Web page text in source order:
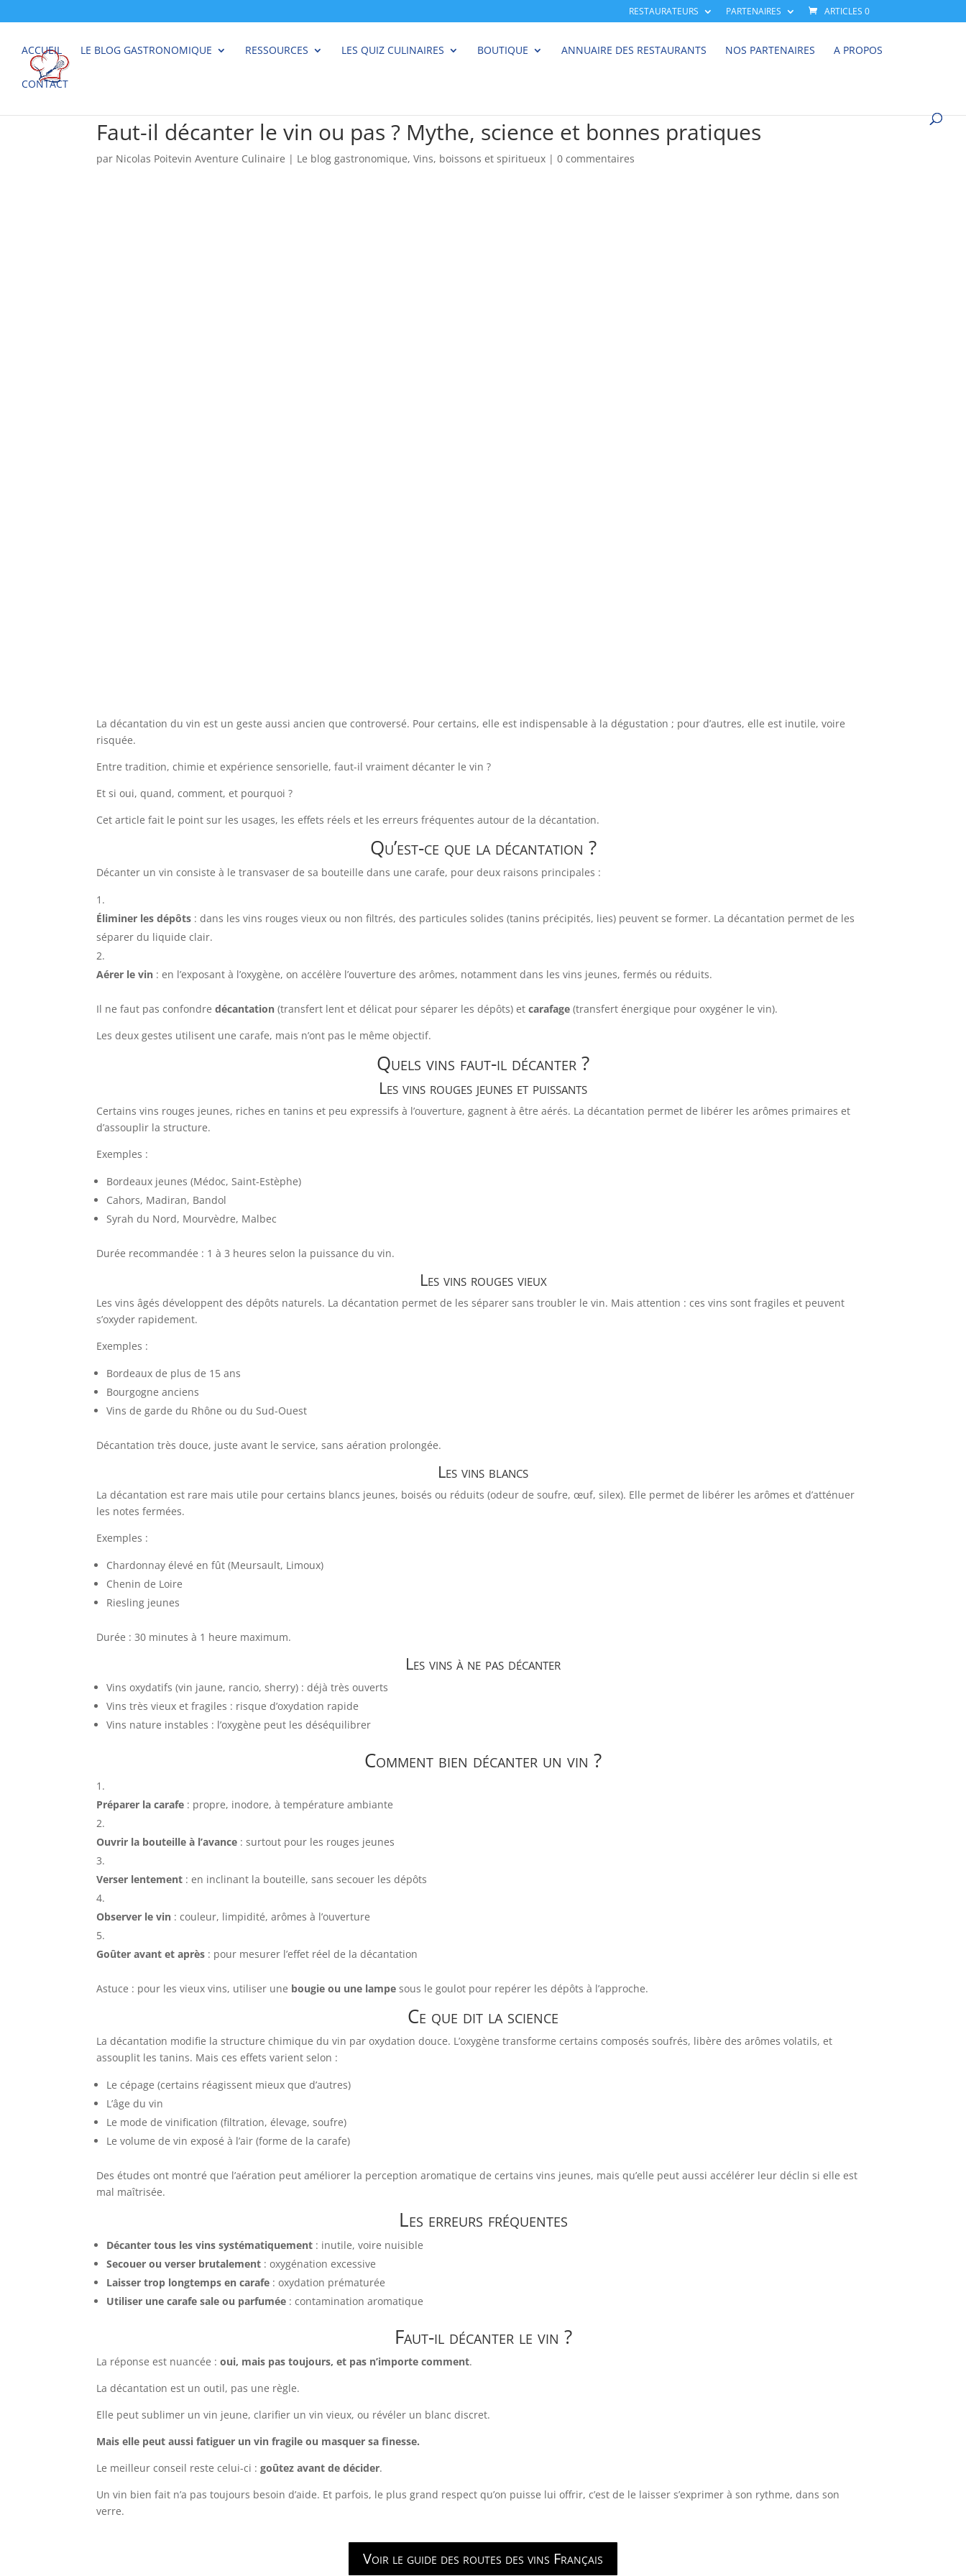
RESTAURATEURS PARTENAIRES ARTICLES 0
ACCUEIL LE BLOG GASTRONOMIQUE RESSOURCES LES QUIZ CULINAIRES BOUTIQUE ANNUAIRE DES RESTAURANTS NOS PARTENAIRES A PROPOS
CONTACT
Faut-il décanter le vin ou pas ? Mythe, science et bonnes pratiques
par Nicolas Poitevin Aventure Culinaire | Le blog gastronomique,Vins, boissons et spiritueux |0 commentaires
La décantation du vin est un geste aussi ancien que controversé. Pour certains, elle est indispensable à la dégustation ; pour d’autres, elle est inutile, voire
risquée.
Entre tradition, chimie et expérience sensorielle, faut-il vraiment décanter le vin ?
Et si oui, quand, comment, et pourquoi ?
Cet article fait le point sur les usages, les effets réels et les erreurs fréquentes autour de la décantation.
Qu’est-ce que la décantation ?
Décanter un vin consiste à le transvaser de sa bouteille dans une carafe, pour deux raisons principales :
Éliminer les dépôts : dans les vins rouges vieux ou non filtrés, des particules solides (tanins précipités, lies) peuvent se former. La décantation permet de les
séparer du liquide clair.
Aérer le vin : en l’exposant à l’oxygène, on accélère l’ouverture des arômes, notamment dans les vins jeunes, fermés ou réduits.
Il ne faut pas confondredécantation (transfert lent et délicat pour séparer les dépôts) etcarafage (transfert énergique pour oxygéner le vin).
Les deux gestes utilisent une carafe, mais n’ont pas le même objectif.
Quels vins faut-il décanter ?
Les vins rouges jeunes et puissants
Certains vins rouges jeunes, riches en tanins et peu expressifs à l’ouverture, gagnent à être aérés. La décantation permet de libérer les arômes primaires et
d’assouplir la structure.
Exemples :
Bordeaux jeunes (Médoc, Saint-Estèphe)
Cahors, Madiran, Bandol
Syrah du Nord, Mourvèdre, Malbec
Durée recommandée : 1 à 3 heures selon la puissance du vin.
Les vins rouges vieux
Les vins âgés développent des dépôts naturels. La décantation permet de les séparer sans troubler le vin. Mais attention : ces vins sont fragiles et peuvent
s’oxyder rapidement.
Exemples :
Bordeaux de plus de 15 ans
Bourgogne anciens
Vins de garde du Rhône ou du Sud-Ouest
Décantation très douce, juste avant le service, sans aération prolongée.
Les vins blancs
La décantation est rare mais utile pour certains blancs jeunes, boisés ou réduits (odeur de soufre, œuf, silex). Elle permet de libérer les arômes et d’atténuer
les notes fermées.
Exemples :
Chardonnay élevé en fût (Meursault, Limoux)
Chenin de Loire
Riesling jeunes
Durée : 30 minutes à 1 heure maximum.
Les vins à ne pas décanter
Vins oxydatifs (vin jaune, rancio, sherry) : déjà très ouverts
Vins très vieux et fragiles : risque d’oxydation rapide
Vins nature instables : l’oxygène peut les déséquilibrer
Comment bien décanter un vin ?
Préparer la carafe : propre, inodore, à température ambiante
Ouvrir la bouteille à l’avance : surtout pour les rouges jeunes
Verser lentement : en inclinant la bouteille, sans secouer les dépôts
Observer le vin : couleur, limpidité, arômes à l’ouverture
Goûter avant et après : pour mesurer l’effet réel de la décantation
Astuce : pour les vieux vins, utiliser une bougie ou une lampe sous le goulot pour repérer les dépôts à l’approche.
Ce que dit la science
La décantation modifie la structure chimique du vin par oxydation douce. L’oxygène transforme certains composés soufrés, libère des arômes volatils, et
assouplit les tanins. Mais ces effets varient selon :
Le cépage (certains réagissent mieux que d’autres)
L’âge du vin
Le mode de vinification (filtration, élevage, soufre)
Le volume de vin exposé à l’air (forme de la carafe)
Des études ont montré que l’aération peut améliorer la perception aromatique de certains vins jeunes, mais qu’elle peut aussi accélérer leur déclin si elle est
mal maîtrisée.
Les erreurs fréquentes
Décanter tous les vins systématiquement : inutile, voire nuisible
Secouer ou verser brutalement : oxygénation excessive
Laisser trop longtemps en carafe : oxydation prématurée
Utiliser une carafe sale ou parfumée : contamination aromatique
Faut-il décanter le vin ?
La réponse est nuancée :oui, mais pas toujours, et pas n’importe comment.
La décantation est un outil, pas une règle.
Elle peut sublimer un vin jeune, clarifier un vin vieux, ou révéler un blanc discret.
Mais elle peut aussi fatiguer un vin fragile ou masquer sa finesse.
Le meilleur conseil reste celui-ci :goûtez avant de décider.
Un vin bien fait n’a pas toujours besoin d’aide. Et parfois, le plus grand respect qu’on puisse lui offrir, c’est de le laisser s’exprimer à son rythme, dans son
verre.
Voir le guide des routes des vins Français